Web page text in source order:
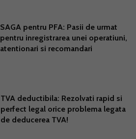
SAGA pentru PFA: Pasii de urmat
pentru inregistrarea unei operatiuni,
atentionari si recomandari
TVA deductibila: Rezolvati rapid si
perfect legal orice problema legata
de deducerea TVA!